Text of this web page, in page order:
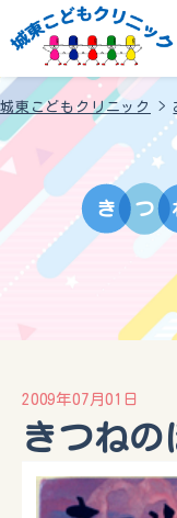
城東こどもクリニック >
き つ
2009年07月01日
きつねの